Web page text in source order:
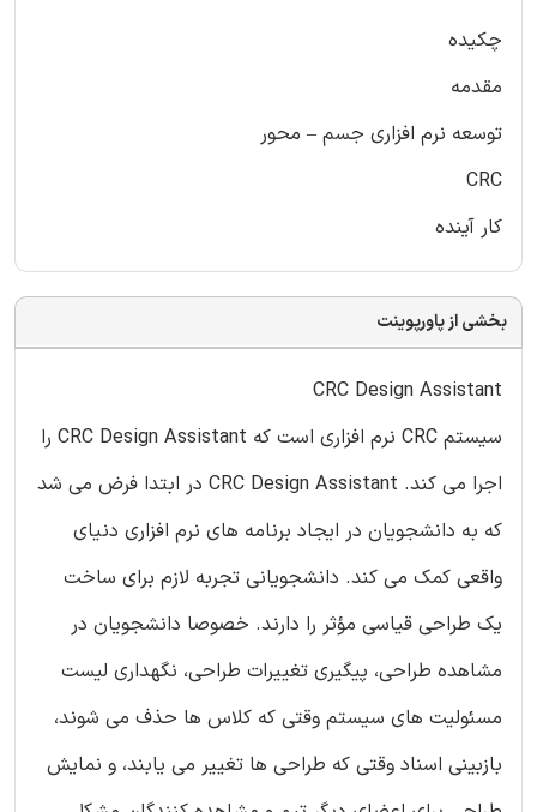
چکیده
مقدمه
توسعه نرم افزاری جسم – محور
CRC
کار آینده
بخشی از پاورپوینت
CRC Design Assistant
سیستم CRC نرم افزاری است که CRC Design Assistant را
اجرا می کند. CRC Design Assistant در ابتدا فرض می شد
که به دانشجویان در ایجاد برنامه های نرم افزاری دنیای
واقعی کمک می کند. دانشجویانی تجربه لازم برای ساخت
یک طراحی قیاسی مؤثر را دارند. خصوصا دانشجویان در
مشاهده طراحی، پیگیری تغییرات طراحی، نگهداری لیست
مسئولیت های سیستم وقتی که کلاس ها حذف می شوند،
بازبینی اسناد وقتی که طراحی ها تغییر می یابند، و نمایش